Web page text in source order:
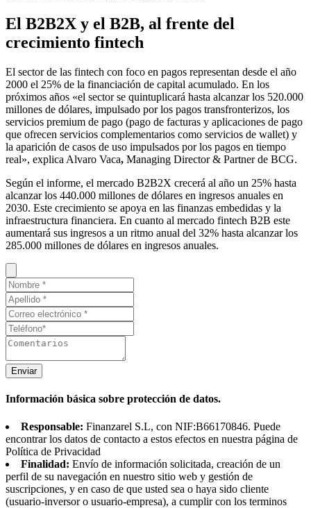
El B2B2X y el B2B, al frente del
crecimiento fintech
El sector de las fintech con foco en pagos representan desde el año
2000 el 25% de la financiación de capital acumulado. En los
próximos años «el sector se quintuplicará hasta alcanzar los 520.000
millones de dólares, impulsado por los pagos transfronterizos, los
servicios premium de pago (pago de facturas y aplicaciones de pago
que ofrecen servicios complementarios como servicios de wallet) y
la aparición de casos de uso impulsados ​​por los pagos en tiempo
real», explica Alvaro Vaca, Managing Director & Partner de BCG.
Según el informe, el mercado B2B2X crecerá al año un 25% hasta
alcanzar los 440.000 millones de dólares en ingresos anuales en
2030. Este crecimiento se apoya en las finanzas embedidas y la
infraestructura financiera. En cuanto al mercado fintech B2B este
aumentará sus ingresos a un ritmo anual del 32% hasta alcanzar los
285.000 millones de dólares en ingresos anuales.
Enviar
Información básica sobre protección de datos.
Responsable: Finanzarel S.L, con NIF:B66170846. Puede
encontrar los datos de contacto a estos efectos en nuestra página de
Política de Privacidad
Finalidad: Envío de información solicitada, creación de un
perfil de su navegación en nuestro sitio web y gestión de
suscripciones, y en caso de que usted sea o haya sido cliente
(usuario-inversor o usuario-empresa), a cumplir con los terminos